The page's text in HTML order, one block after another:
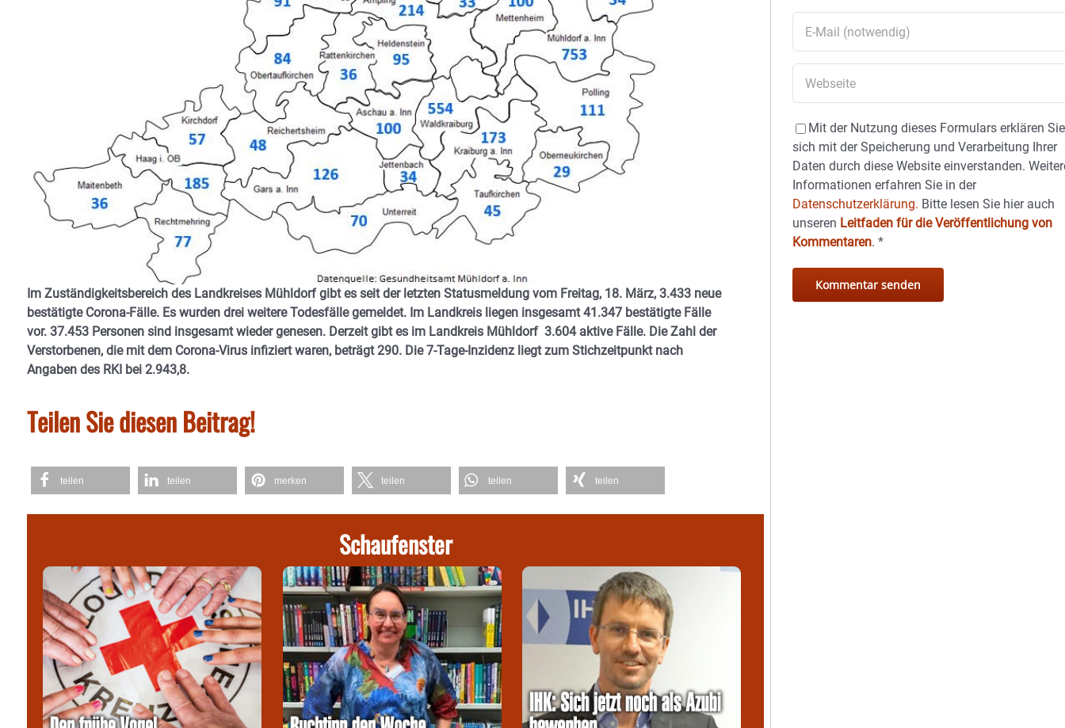
Im Zuständigkeitsbereich des Landkreises Mühldorf gibt es seit der letzten Statusmeldung vom Freitag, 18. März, 3.433 neue
bestätigte Corona-Fälle. Es wurden drei weitere Todesfälle gemeldet. Im Landkreis liegen insgesamt 41.347 bestätigte Fälle
vor. 37.453 Personen sind insgesamt wieder genesen. Derzeit gibt es im Landkreis Mühldorf 3.604 aktive Fälle. Die Zahl der
Verstorbenen, die mit dem Corona-Virus infiziert waren, beträgt 290. Die 7-Tage-Inzidenz liegt zum Stichzeitpunkt nach
Angaben des RKI bei 2.943,8.
Teilen Sie diesen Beitrag!
teilen teilen merken teilen teilen teilen
Schaufenster
Mit der Nutzung dieses Formulars erklären Sie
sich mit der Speicherung und Verarbeitung Ihrer
Daten durch diese Website einverstanden.
Informationen erfahren Sie in der
Datenschutzerklärung. Bitte lesen Sie hier auch
unseren Leitfaden für die Veröffentlichung von
Kommentaren.*